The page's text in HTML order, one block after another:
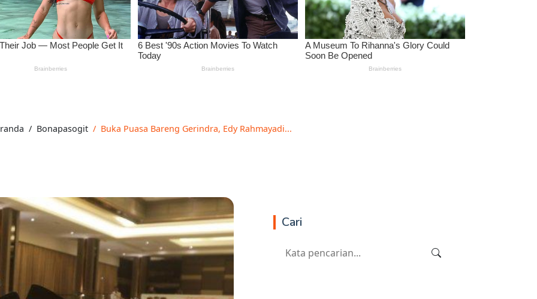
Bonapasogit Buka Puasa Bareng Gerindra, Edy Rahmayadi...
Cari